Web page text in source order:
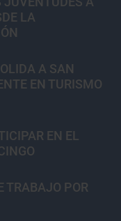
LA
A SAN
EN TURISMO
EN EL
TRABAJO POR